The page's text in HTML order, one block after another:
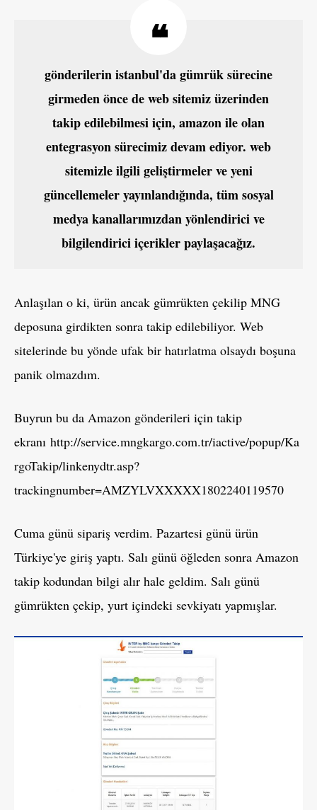
gönderilerin istanbul'da gümrük sürecine
girmeden önce de web sitemiz üzerinden
takip edilebilmesi için, amazon ile olan
entegrasyon sürecimiz devam ediyor. web
sitemizle ilgili geliştirmeler ve yeni
güncellemeler yayınlandığında, tüm sosyal
medya kanallarımızdan yönlendirici ve
bilgilendirici içerikler paylaşacağız.
Anlaşılan o ki, ürün ancak gümrükten çekilip MNG
deposuna girdikten sonra takip edilebiliyor. Web
sitelerinde bu yönde ufak bir hatırlatma olsaydı boşuna
panik olmazdım.
Buyrun bu da Amazon gönderileri için takip
ekranı http://service.mngkargo.com.tr/iactive/popup/Ka
rgoTakip/linkenydtr.asp?
trackingnumber=AMZYLVXXXXX1802240119570
Cuma günü sipariş verdim. Pazartesi günü ürün
Türkiye'ye giriş yaptı. Salı günü öğleden sonra Amazon
takip kodundan bilgi alır hale geldim. Salı günü
gümrükten çekip, yurt içindeki sevkiyatı yapmışlar.